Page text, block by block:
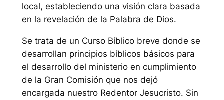
local, estableciendo una visión clara basada
en la revelación de la Palabra de Dios.
Se trata de un Curso Bíblico breve donde se
desarrollan principios bíblicos básicos para
el desarrollo del ministerio en cumplimiento
de la Gran Comisión que nos dejó
encargada nuestro Redentor Jesucristo. Sin